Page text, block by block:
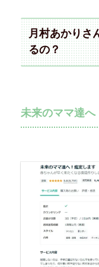
月村あかりさ
るの？
未来のママ達へ